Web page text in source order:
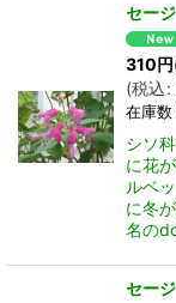
セー
310円
(税込:
在庫数
シソ
に花
ルベ
に冬
名の
セー